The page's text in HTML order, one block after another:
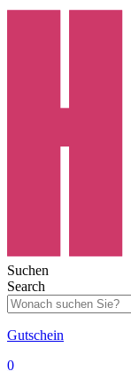
Suchen
Search
Gutschein
0